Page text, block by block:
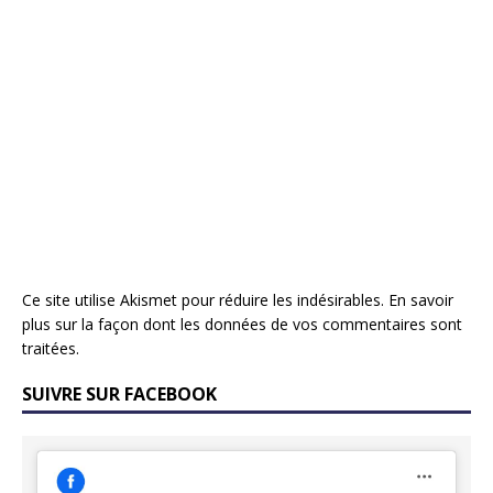
Ce site utilise Akismet pour réduire les indésirables. En savoir
plus sur la façon dont les données de vos commentaires sont
traitées.
SUIVRE SUR FACEBOOK